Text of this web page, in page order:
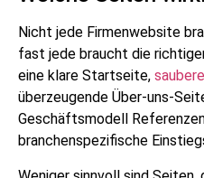
Nicht jede Firmenwebsite
fast jede braucht die
eine klare Startseite,
überzeugende Über-uns-
Geschäftsmodell
branchenspezifische